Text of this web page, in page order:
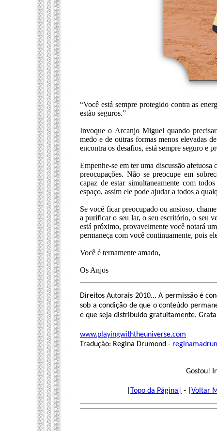
“Você está sempre protegido contra as
estão seguros.”
Invoque o Arcanjo Miguel quando
medo e de outras formas menos elevadas
encontra os desafios, está sempre seguro e
Empenhe-se em ter uma discussão
preocupações. Não se preocupe em
capaz de estar simultaneamente com
espaço, assim ele pode ajudar a todos a
Se você ficar preocupado ou ansioso,
a purificar o seu lar, o seu escritório, o seu
está próximo, provavelmente você notará
permaneça com você continuamente, pois
Você é ternamente amado,
Os Anjos
Direitos Autorais 2010... A permissão é
sob a condição de que o conteúdo
e que seja distribuído gratuitamente. Grata
www.playingwiththeuniverse.com
Tradução: Regina Drumond -
Gostou!
Topo da Página| - | Voltar